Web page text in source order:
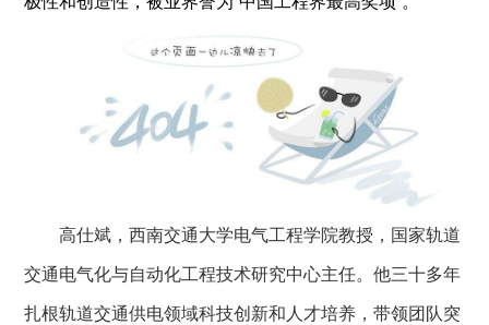
高仕斌，西南交通大学电气工程学院教授，国家轨道
交通电气化与自动化工程技术研究中心主任。他三十多年
扎根轨道交通供电领域科技创新和人才培养，带领团队突